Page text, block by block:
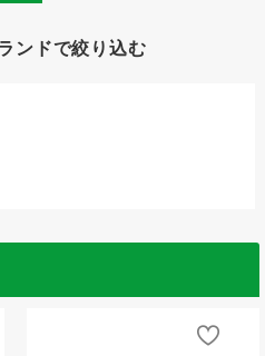
ンドで絞り込む